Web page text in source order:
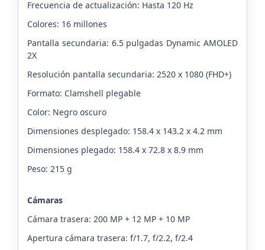
Frecuencia de actualización: Hasta 120 Hz
Colores: 16 millones
Pantalla secundaria: 6.5 pulgadas Dynamic AMOLED
2X
Resolución pantalla secundaria: 2520 x 1080 (FHD+)
Formato: Clamshell plegable
Color: Negro oscuro
Dimensiones desplegado: 158.4 x 143.2 x 4.2 mm
Dimensiones plegado: 158.4 x 72.8 x 8.9 mm
Peso: 215 g
Cámaras
Cámara trasera: 200 MP + 12 MP + 10 MP
Apertura cámara trasera: f/1.7, f/2.2, f/2.4